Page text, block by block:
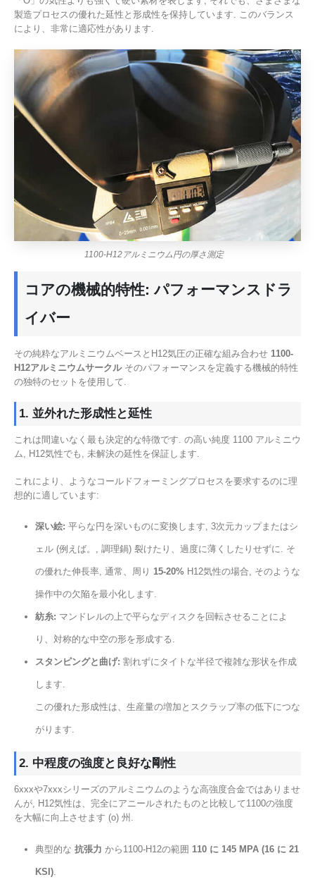
製造プロセスの優れた延性と形成性を保持しています. このバランス
により、非常に適応性があります.
1100-H12アルミニウム円の厚さ測定
コアの機械的特性: パフォーマンスドラ
イバー
その純粋なアルミニウムベースとH12気圧の正確な組み合わせ 1100-
H12アルミニウムサークルそのパフォーマンスを定義する機械的特性
の独特のセットを使用して.
1. 並外れた形成性と延性
これは間違いなく最も決定的な特徴です. の高い純度 1100 アルミニウ
ム, H12気性でも, 未解決の延性を保証します.
これにより、ようなコールドフォーミングプロセスを要求するのに理
想的に適しています:
深い絵: 平らな円を深いものに変換します, 3次元カップまたはシ
ェル (例えば。, 調理鍋) 裂けたり、過度に薄くしたりせずに. そ
の優れた伸長率, 通常、周り 15-20%H12気性の場合, そのような
操作中の欠陥を最小化します.
紡糸: マンドレルの上で平らなディスクを回転させることによ
り、対称的な中空の形を形成する.
スタンピングと曲げ: 割れずにタイトな半径で複雑な形状を作成
します.
この優れた形成性は、生産量の増加とスクラップ率の低下につな
がります.
2. 中程度の強度と良好な剛性
6xxxや7xxxシリーズのアルミニウムのような高強度合金ではありませ
んが, H12気性は、完全にアニールされたものと比較して1100の強度
を大幅に向上させます (o) 州.
典型的な 抗張力 から1100-H12の範囲 110 に 145 MPA (16 に 21
KSI).